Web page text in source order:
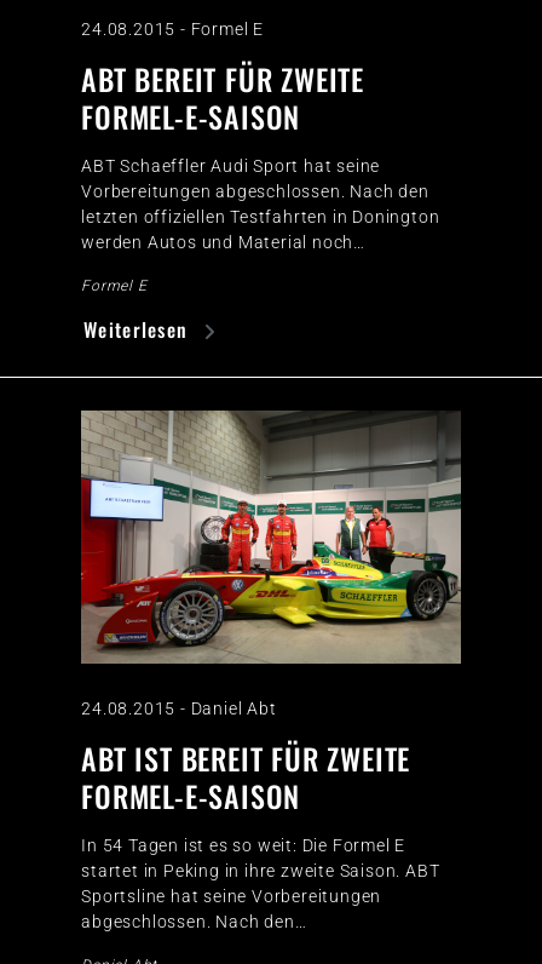
24.08.2015 - Formel E
ABT BEREIT FÜR ZWEITE
FORMEL-E-SAISON
ABT Schaeffler Audi Sport hat seine
Vorbereitungen abgeschlossen. Nach den
letzten offiziellen Testfahrten in Donington
werden Autos und Material noch…
Formel E
Weiterlesen
24.08.2015 - Daniel Abt
ABT IST BEREIT FÜR ZWEITE
FORMEL-E-SAISON
In 54 Tagen ist es so weit: Die Formel E
startet in Peking in ihre zweite Saison. ABT
Sportsline hat seine Vorbereitungen
abgeschlossen. Nach den…